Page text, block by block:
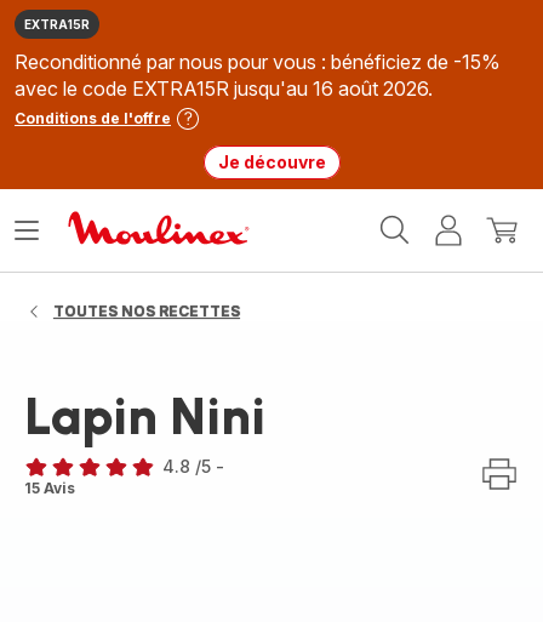
EXTRA15R
Reconditionné par nous pour vous : bénéficiez de -15%
avec le code EXTRA15R jusqu'au 16 août 2026.
Conditions de l'offre
Je découvre
MonMon
Ouvrir
TOUTES NOS RECETTES
Lapin Nini
ratings.4.8
4.8 /5 -
15 Avis